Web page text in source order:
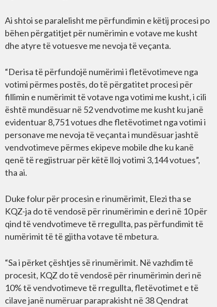
Ai shtoi se paralelisht me përfundimin e këtij procesi po
bëhen përgatitjet për numërimin e votave me kusht
dhe atyre të votuesve me nevoja të veçanta.
“Derisa të përfundojë numërimi i fletëvotimeve nga
votimi përmes postës, do të përgatitet procesi për
fillimin e numërimit të votave nga votimi me kusht, i cili
është mundësuar në 52 vendvotime me kusht ku janë
evidentuar 8,751 votues dhe fletëvotimet nga votimi i
personave me nevoja të veçanta i mundësuar jashtë
vendvotimeve përmes ekipeve mobile dhe ku kanë
qenë të regjistruar për këtë lloj votimi 3,144 votues”,
tha ai.
Duke folur për procesin e rinumërimit, Elezi tha se
KQZ-ja do të vendosë për rinumërimin e deri në 10 për
qind të vendvotimeve të rregullta, pas përfundimit të
numërimit të të gjitha votave të mbetura.
“Sa i përket çështjes së rinumërimit. Në vazhdim të
procesit, KQZ do të vendosë për rinumërimin deri në
10% të vendvotimeve të rregullta, fletëvotimet e të
cilave janë numëruar paraprakisht në 38 Qendrat